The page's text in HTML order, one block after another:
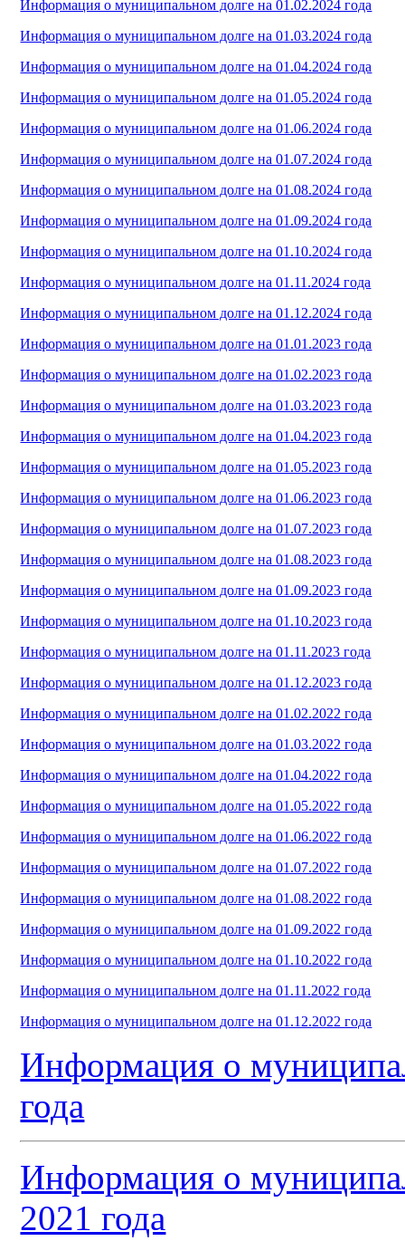
Информация о муниципальном долге на 01.02.2024 года
Информация о муниципальном долге на 01.03.2024 года
Информация о муниципальном долге на 01.04.2024 года
Информация о муниципальном долге на 01.05.2024 года
Информация о муниципальном долге на 01.06.2024 года
Информация о муниципальном долге на 01.07.2024 года
Информация о муниципальном долге на 01.08.2024 года
Информация о муниципальном долге на 01.09.2024 года
Информация о муниципальном долге на 01.10.2024 года
Информация о муниципальном долге на 01.11.2024 года
Информация о муниципальном долге на 01.12.2024 года
Информация о муниципальном долге на 01.01.2023 года
Информация о муниципальном долге на 01.02.2023 года
Информация о муниципальном долге на 01.03.2023 года
Информация о муниципальном долге на 01.04.2023 года
Информация о муниципальном долге на 01.05.2023 года
Информация о муниципальном долге на 01.06.2023 года
Информация о муниципальном долге на 01.07.2023 года
Информация о муниципальном долге на 01.08.2023 года
Информация о муниципальном долге на 01.09.2023 года
Информация о муниципальном долге на 01.10.2023 года
Информация о муниципальном долге на 01.11.2023 года
Информация о муниципальном долге на 01.12.2023 года
Информация о муниципальном долге на 01.02.2022 года
Информация о муниципальном долге на 01.03.2022 года
Информация о муниципальном долге на 01.04.2022 года
Информация о муниципальном долге на 01.05.2022 года
Информация о муниципальном долге на 01.06.2022 года
Информация о муниципальном долге на 01.07.2022 года
Информация о муниципальном долге на 01.08.2022 года
Информация о муниципальном долге на 01.09.2022 года
Информация о муниципальном долге на 01.10.2022 года
Информация о муниципальном долге на 01.11.2022 года
Информация о муниципальном долге на 01.12.2022 года
Информация о
года
Информация о
2021 года